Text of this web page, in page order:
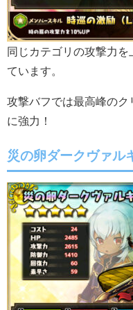
同じカテゴリの攻撃力を
ています。
攻撃バフでは最高峰のク
に強力！
災の卵ダークヴァル